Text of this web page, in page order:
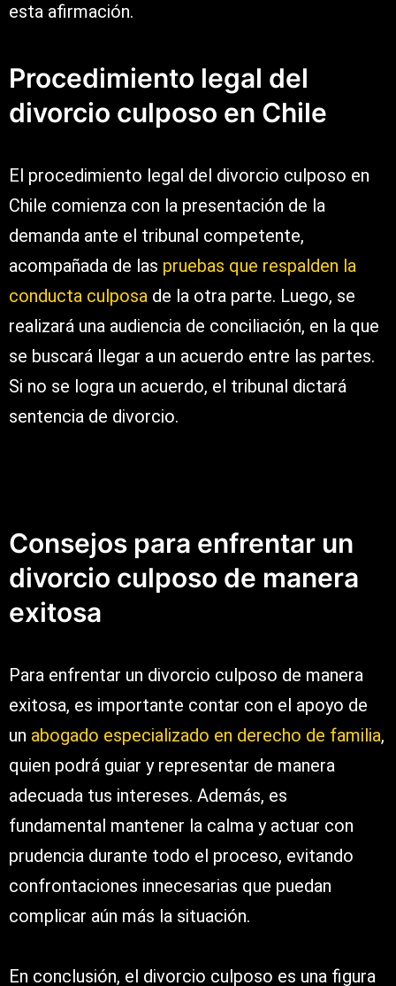
esta afirmación.
Procedimiento legal del
divorcio culposo en Chile
El procedimiento legal del divorcio culposo en
Chile comienza con la presentación de la
demanda ante el tribunal competente,
acompañada de las pruebas que respalden la
conducta culposa de la otra parte. Luego, se
realizará una audiencia de conciliación, en la que
se buscará llegar a un acuerdo entre las partes.
Si no se logra un acuerdo, el tribunal dictará
sentencia de divorcio.
Consejos para enfrentar un
divorcio culposo de manera
exitosa
Para enfrentar un divorcio culposo de manera
exitosa, es importante contar con el apoyo de
un abogado especializado en derecho de familia,
quien podrá guiar y representar de manera
adecuada tus intereses. Además, es
fundamental mantener la calma y actuar con
prudencia durante todo el proceso, evitando
confrontaciones innecesarias que puedan
complicar aún más la situación.
En conclusión, el divorcio culposo es una figura